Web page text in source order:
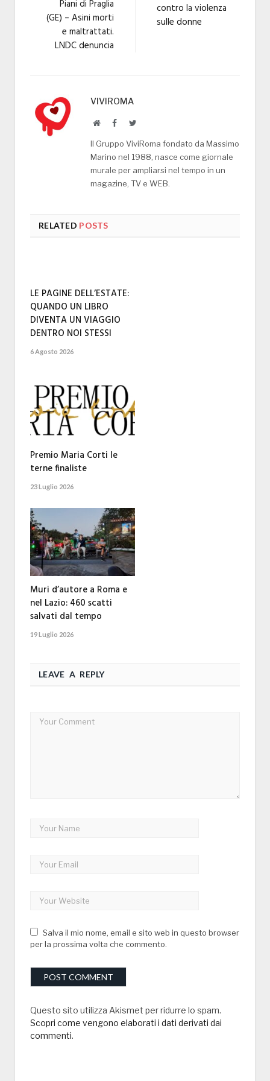
Piani di Praglia
(GE) – Asini morti
e maltrattati.
LNDC denuncia
contro la violenza
sulle donne
VIVIROMA
WebsiteFacebookTwitter
Il Gruppo ViviRoma fondato da Massimo
Marino nel 1988, nasce come giornale
murale per ampliarsi nel tempo in un
magazine, TV e WEB.
RELATED POSTS
LE PAGINE DELL’ESTATE:
QUANDO UN LIBRO
DIVENTA UN VIAGGIO
DENTRO NOI STESSI
6 Agosto 2026
Premio Maria Corti le
terne finaliste
23 Luglio 2026
Muri d’autore a Roma e
nel Lazio: 460 scatti
salvati dal tempo
19 Luglio 2026
LEAVE A REPLY
Salva il mio nome, email e sito web in questo browser
per la prossima volta che commento.
Questo sito utilizza Akismet per ridurre lo spam.
Scopri come vengono elaborati i dati derivati dai
commenti.